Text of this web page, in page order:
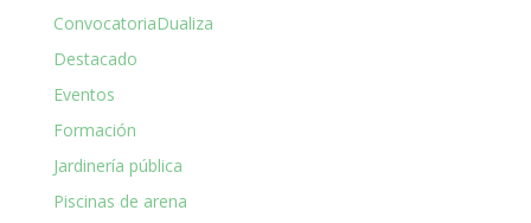
ConvocatoriaDualiza
Destacado
Eventos
Formación
Jardinería pública
Piscinas de arena